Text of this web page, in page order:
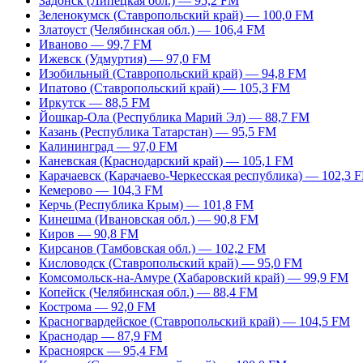
Зеленокумск (Ставропольский край) — 100,0 FM
Златоуст (Челябинская обл.) — 106,4 FM
Иваново — 99,7 FM
Ижевск (Удмуртия) — 97,0 FM
Изобильный (Ставропольский край) — 94,8 FM
Ипатово (Ставропольский край) — 105,3 FM
Иркутск — 88,5 FM
Йошкар-Ола (Республика Марий Эл) — 88,7 FM
Казань (Республика Татарстан) — 95,5 FM
Калининград — 97,0 FM
Каневская (Краснодарский край) — 105,1 FM
Карачаевск (Карачаево-Черкесская республика) — 102,3
Кемерово — 104,3 FM
Керчь (Республика Крым) — 101,8 FM
Кинешма (Ивановская обл.) — 90,8 FM
Киров — 90,8 FM
Кирсанов (Тамбовская обл.) — 102,2 FM
Кисловодск (Ставропольский край) — 95,0 FM
Комсомольск-на-Амуре (Хабаровский край) — 99,9 FM
Копейск (Челябинская обл.) — 88,4 FM
Кострома — 92,0 FM
Красногвардейское (Ставропольский край) — 104,5 FM
Краснодар — 87,9 FM
Красноярск — 95,4 FM